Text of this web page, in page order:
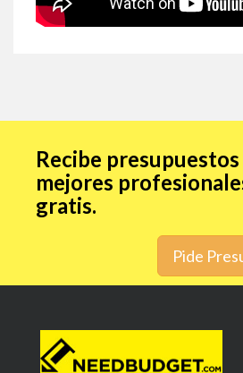
Recibe
mejores
gratis.
Pide